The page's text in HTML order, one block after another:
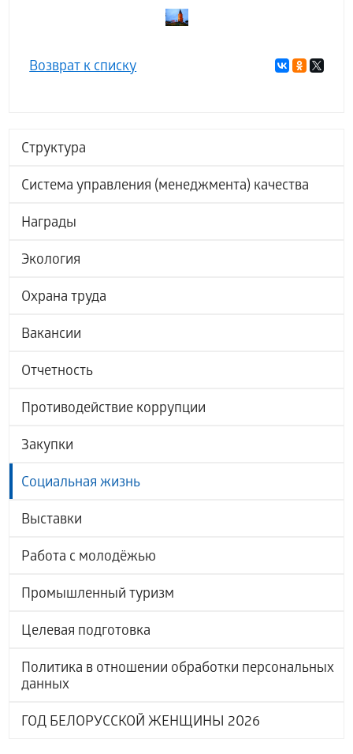
Структура
Система управления (менеджмента) качества
Награды
Экология
Охрана труда
Вакансии
Отчетность
Противодействие коррупции
Закупки
Социальная жизнь
Выставки
Работа с молодёжью
Промышленный туризм
Целевая подготовка
Политика в отношении обработки персональных
данных
ГОД БЕЛОРУССКОЙ ЖЕНЩИНЫ 2026
Возврат к списку